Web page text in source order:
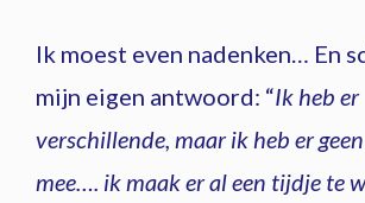
Ik moest even nadenken… En
mijn eigen antwoord: “Ik heb er
verschillende, maar ik heb er
mee…. ik maak er al een tijdje te